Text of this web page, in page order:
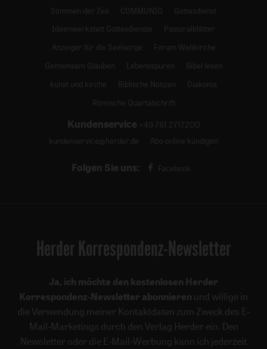
Stimmen der Zeit COMMUNIO
Gottesdienst
Ideenwerkstatt Gottesdienste
Pastoralblätter
Anzeiger für die Seelsorge
Forum Weltkirche
Gemeinsam Glauben
Lebensspuren
Bibel lesen
kunst und kirche
Biblische Notizen
Diakonia
Römische Quartalschrift
Kundenservice +49 761 2717200
kundenservice@herder.de
Abo online kündigen
Folgen Sie uns: Facebook
Herder Korrespondenz-Newsletter
Ja, ich möchte den kostenlosen Herder
Korrespondenz-Newsletter abonnieren und willige in
die Verwendung meiner Kontaktdaten zum Zweck des E-
Mail-Marketings durch den Verlag Herder ein. Den
Newsletter oder die E-Mail-Werbung kann ich jederzeit